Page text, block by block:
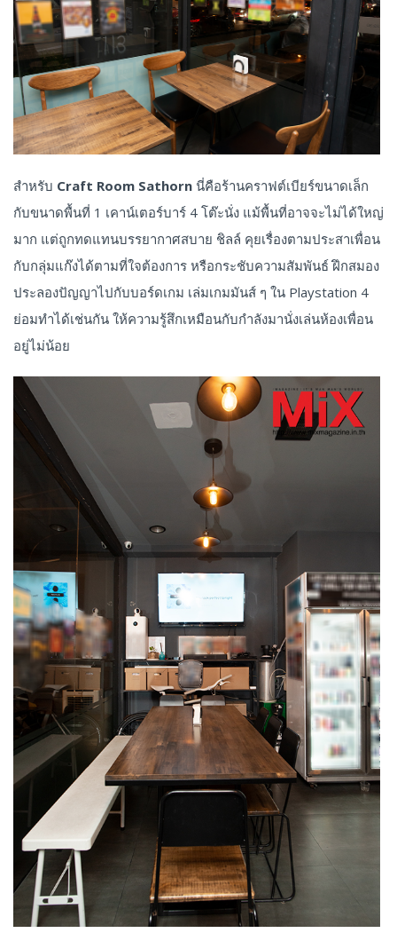
สำหรับ Craft Room Sathorn นี่คือร้านคราฟต์เบียร์ขนาดเล็ก
กับขนาดพื้นที่ 1 เคาน์เตอร์บาร์ 4 โต๊ะนั่ง แม้พื้นที่อาจจะไม่ได้ใหญ่
มาก แต่ถูกทดแทนบรรยากาศสบาย ชิลล์ คุยเรื่องตามประสาเพื่อน
กับกลุ่มแก๊งได้ตามที่ใจต้องการ หรือกระชับความสัมพันธ์ ฝึกสมอง
ประลองปัญญาไปกับบอร์ดเกม เล่มเกมมันส์ ๆ ใน Playstation 4
ย่อมทำได้เช่นกัน ให้ความรู้สึกเหมือนกับกำลังมานั่งเล่นห้องเพื่อน
อยู่ไม่น้อย